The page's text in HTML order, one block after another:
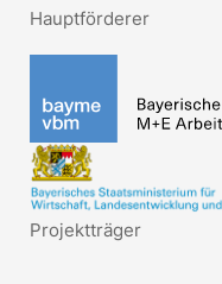
Hauptförderer
Projektträger